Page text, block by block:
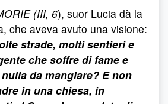
(III, 6), suor Lucia dà la
che aveva avuto una visione:
strade, molti sentieri e
che soffre di fame e
da mangiare? E non
in una chiesa, in